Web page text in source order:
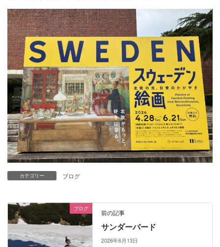
カテゴリー ブログ
ブログ 前の記事
サンダーバード
2026年6月13日